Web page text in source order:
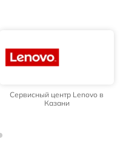
Сервисный центр Lenovo в
Казани